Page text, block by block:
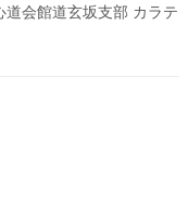
会館道玄坂支部 カラテ